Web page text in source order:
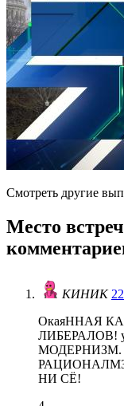
Смотреть другие
Место
КИНИК
ОкаяННАЯ
ЛИБЕРАЛОВ!
МОДЕРНИЗМ.
НИ СЁ!